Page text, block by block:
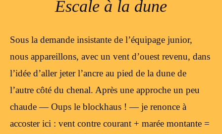
Escale à la dune
Sous la demande insistante de l’équipage junior,
nous appareillons, avec un vent d’ouest revenu, dans
l’idée d’aller jeter l’ancre au pied de la dune de
l’autre côté du chenal. Après une approche un peu
chaude — Oups le blockhaus ! — je renonce à
accoster ici : vent contre courant + marée montante =